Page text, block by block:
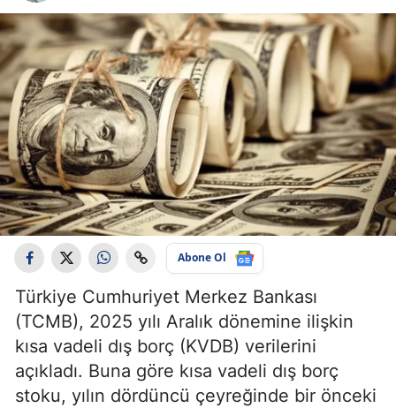
Abone Ol
Türkiye Cumhuriyet Merkez Bankası
(TCMB), 2025 yılı Aralık dönemine ilişkin
kısa vadeli dış borç (KVDB) verilerini
açıkladı. Buna göre kısa vadeli dış borç
stoku, yılın dördüncü çeyreğinde bir önceki